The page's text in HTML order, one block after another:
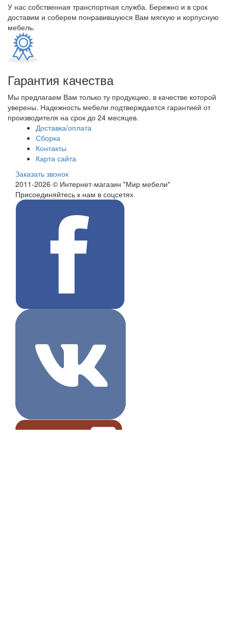
У нас собственная транспортная служба. Бережно и в срок
доставим и соберем понравившуюся Вам мягкую и корпусную
мебель.
Гарантия качества
Мы предлагаем Вам только ту продукцию, в качестве которой
уверены. Надежность мебели подтверждается гарантией от
производителя на срок до 24 месяцев.
Доставка/оплата
Сборка
Контакты
Карта сайта
Заказать звонок
2011-2026 © Интернет-магазин "Мир мебели"
Присоединяйтесь к нам в соцсетях